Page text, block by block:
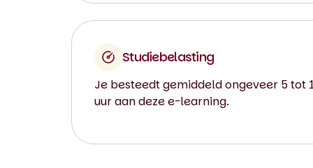
Studiebelasting
Je besteedt gemiddeld ongeveer 5 tot
uur aan deze e-learning.